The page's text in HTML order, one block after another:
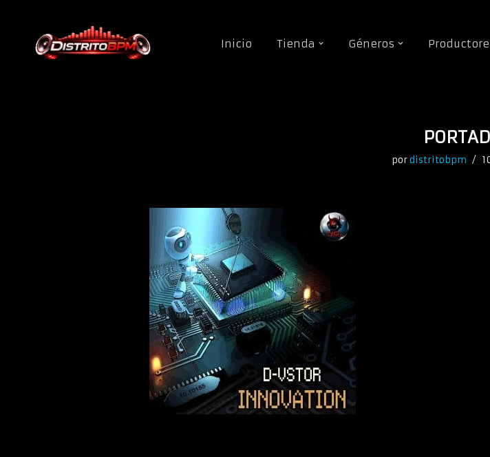
Inicio
Tienda Géneros
pordistritobpm